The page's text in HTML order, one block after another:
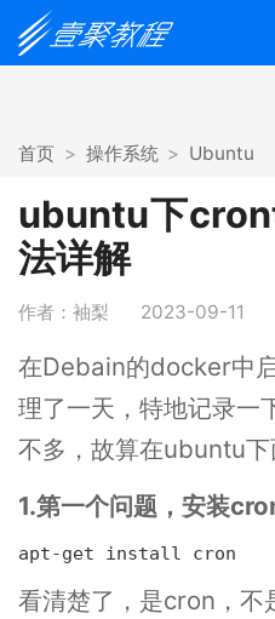
首页 操作系统 Ubuntu
ubuntu下
法详解
作者：袖梨 2023-09-11
在Debain的docker中
理了一天，特地记录
不多，故算在ubuntu下
1.第一个问题，安装
apt-get install cron
看清楚了，是cron，